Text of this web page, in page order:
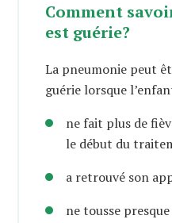
Comment
est guérie?
La pneumonie peut
guérie lorsque
ne fait plus de
le début du
a retrouvé son
ne tousse